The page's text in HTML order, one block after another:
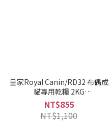
皇家Royal Canin/RD32 布偶成
貓專用乾糧 2KG
(3182550825351)
NT$855
NT$1,100